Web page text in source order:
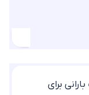
برای